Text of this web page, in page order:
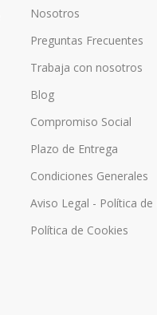
Nosotros
Preguntas Frecuentes
Trabaja con nosotros
Blog
Compromiso Social
Plazo de Entrega
Condiciones Generales
Aviso Legal - Política de
Política de Cookies